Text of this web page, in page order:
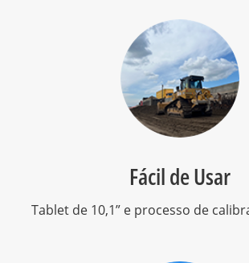
Fácil de Usar
Tablet de 10,1” e processo de